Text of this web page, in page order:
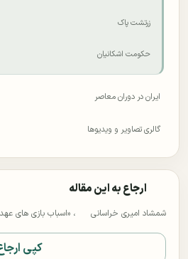
زرتشت پاک
حکومت اشکانیان
ایران در دوران معاصر
گالری تصاویر و ویدیوها
ارجاع به این مقاله
شمشاد امیری خراسانی ، «اسباب بازی های عهد
کپی